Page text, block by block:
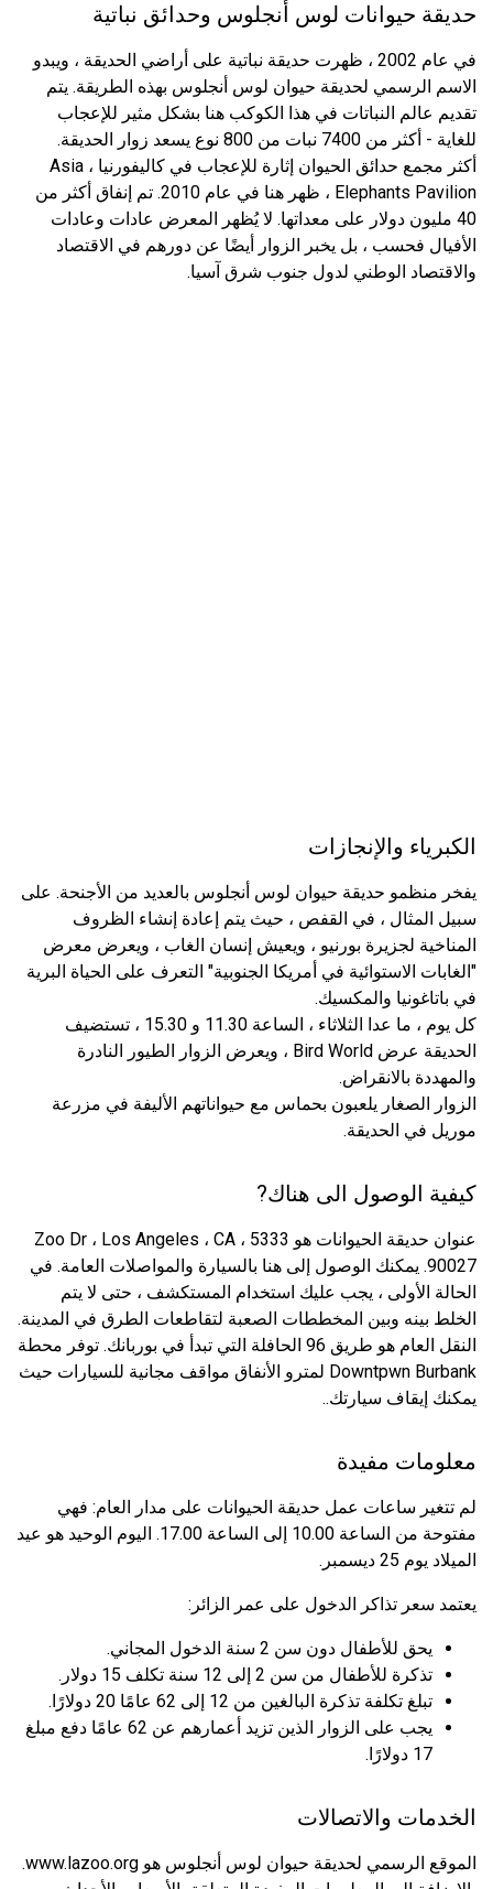
حديقة حيوانات لوس أنجلوس وحدائق نباتية
في عام 2002 ، ظهرت حديقة نباتية على أراضي الحديقة ، ويبدو
الاسم الرسمي لحديقة حيوان لوس أنجلوس بهذه الطريقة. يتم
تقديم عالم النباتات في هذا الكوكب هنا بشكل مثير للإعجاب
للغاية - أكثر من 7400 نبات من 800 نوع يسعد زوار الحديقة.
أكثر مجمع حدائق الحيوان إثارة للإعجاب في كاليفورنيا ، Asia
Elephants Pavilion ، ظهر هنا في عام 2010. تم إنفاق أكثر من
40 مليون دولار على معداتها. لا يُظهر المعرض عادات وعادات
الأفيال فحسب ، بل يخبر الزوار أيضًا عن دورهم في الاقتصاد
والاقتصاد الوطني لدول جنوب شرق آسيا.
الكبرياء والإنجازات
يفخر منظمو حديقة حيوان لوس أنجلوس بالعديد من الأجنحة. على
سبيل المثال ، في القفص ، حيث يتم إعادة إنشاء الظروف
المناخية لجزيرة بورنيو ، ويعيش إنسان الغاب ، ويعرض معرض
"الغابات الاستوائية في أمريكا الجنوبية" التعرف على الحياة البرية
في باتاغونيا والمكسيك.
كل يوم ، ما عدا الثلاثاء ، الساعة 11.30 و 15.30 ، تستضيف
الحديقة عرض Bird World ، ويعرض الزوار الطيور النادرة
والمهددة بالانقراض.
الزوار الصغار يلعبون بحماس مع حيواناتهم الأليفة في مزرعة
موريل في الحديقة.
كيفية الوصول الى هناك?
عنوان حديقة الحيوانات هو 5333 ، Zoo Dr ، Los Angeles ، CA
90027. يمكنك الوصول إلى هنا بالسيارة والمواصلات العامة. في
الحالة الأولى ، يجب عليك استخدام المستكشف ، حتى لا يتم
الخلط بينه وبين المخططات الصعبة لتقاطعات الطرق في المدينة.
النقل العام هو طريق 96 الحافلة التي تبدأ في بوربانك. توفر محطة
Downtpwn Burbank لمترو الأنفاق مواقف مجانية للسيارات حيث
يمكنك إيقاف سيارتك..
معلومات مفيدة
لم تتغير ساعات عمل حديقة الحيوانات على مدار العام: فهي
مفتوحة من الساعة 10.00 إلى الساعة 17.00. اليوم الوحيد هو عيد
الميلاد يوم 25 ديسمبر.
يعتمد سعر تذاكر الدخول على عمر الزائر:
يحق للأطفال دون سن 2 سنة الدخول المجاني.
تذكرة للأطفال من سن 2 إلى 12 سنة تكلف 15 دولار.
تبلغ تكلفة تذكرة البالغين من 12 إلى 62 عامًا 20 دولارًا.
يجب على الزوار الذين تزيد أعمارهم عن 62 عامًا دفع مبلغ
17 دولارًا.
الخدمات والاتصالات
الموقع الرسمي لحديقة حيوان لوس أنجلوس هو www.lazoo.org.